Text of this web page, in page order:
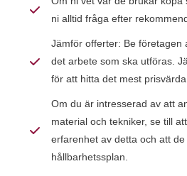
ni alltid fråga efter
Jämför offerter: Be företagen
det arbete som ska utföras.
för att hitta det mest
Om du är intresserad av att
material och tekniker, se till
erfarenhet av detta och att de
hållbarhetssplan.